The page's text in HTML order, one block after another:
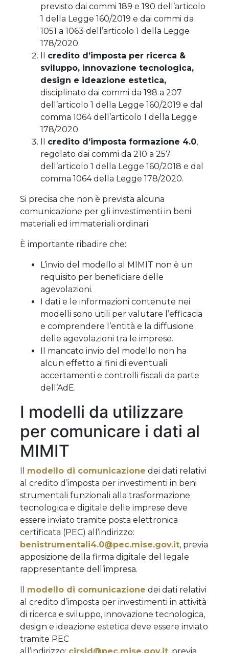
previsto dai commi 189 e 190 dell’articolo
1 della Legge 160/2019 e dai commi da
1051 a 1063 dell’articolo 1 della Legge
178/2020.
credito d’imposta per ricerca &
sviluppo, innovazione tecnologica,
design e ideazione estetica,
disciplinato dai commi da 198 a 207
dell’articolo 1 della Legge 160/2019 e dal
comma 1064 dell’articolo 1 della Legge
178/2020.
credito d’imposta formazione 4.0,
regolato dai commi da 210 a 257
dell’articolo 1 della Legge 160/2018 e dal
comma 1064 della Legge 178/2020.
Si precisa che non è prevista alcuna
comunicazione per gli investimenti in beni
materiali ed immateriali ordinari.
È importante ribadire che:
L’invio del modello al MIMIT non è un
requisito per beneficiare delle
agevolazioni.
I dati e le informazioni contenute nei
modelli sono utili per valutare l’efficacia
e comprendere l’entità e la diffusione
delle agevolazioni tra le imprese.
Il mancato invio del modello non ha
alcun effetto ai fini di eventuali
accertamenti e controlli fiscali da parte
dell’AdE.
I modelli da utilizzare
per comunicare i dati al
MIMIT
modello di comunicazione dei dati relativi
al credito d’imposta per investimenti in beni
strumentali funzionali alla trasformazione
tecnologica e digitale delle imprese deve
essere inviato tramite posta elettronica
certificata (PEC) all’indirizzo:
benistrumentali4.0@pec.mise.gov.it, previa
apposizione della firma digitale del legale
rappresentante dell’impresa.
modello di comunicazione dei dati relativi
al credito d’imposta per investimenti in attività
di ricerca e sviluppo, innovazione tecnologica,
design e ideazione estetica deve essere inviato
tramite PEC